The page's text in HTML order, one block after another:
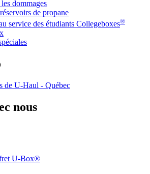
dommages
de propane
service des étudiants Collegeboxes®
de U-Haul - Québec
nous
U-Box®